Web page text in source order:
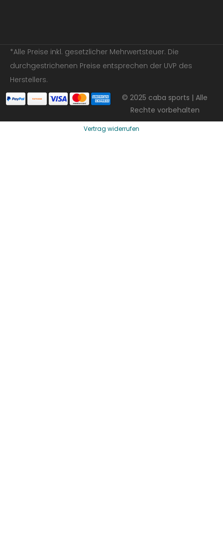
*Alle Preise inkl. gesetzlicher Mehrwertsteuer. Die
durchgestrichenen Preise entsprechen der UVP des
Herstellers.
© 2025 caba sports | Alle
Rechte vorbehalten
Vertrag widerrufen